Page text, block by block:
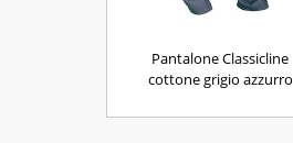
Pantalone Classicline
cottone grigio azzurro